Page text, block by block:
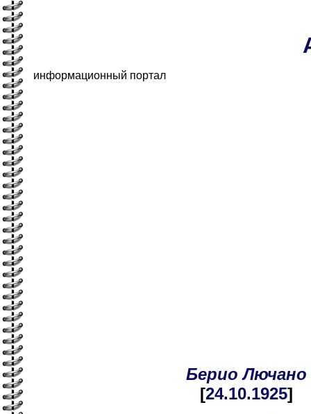
информационный портал
Берио Лючано
[24.10.1925]